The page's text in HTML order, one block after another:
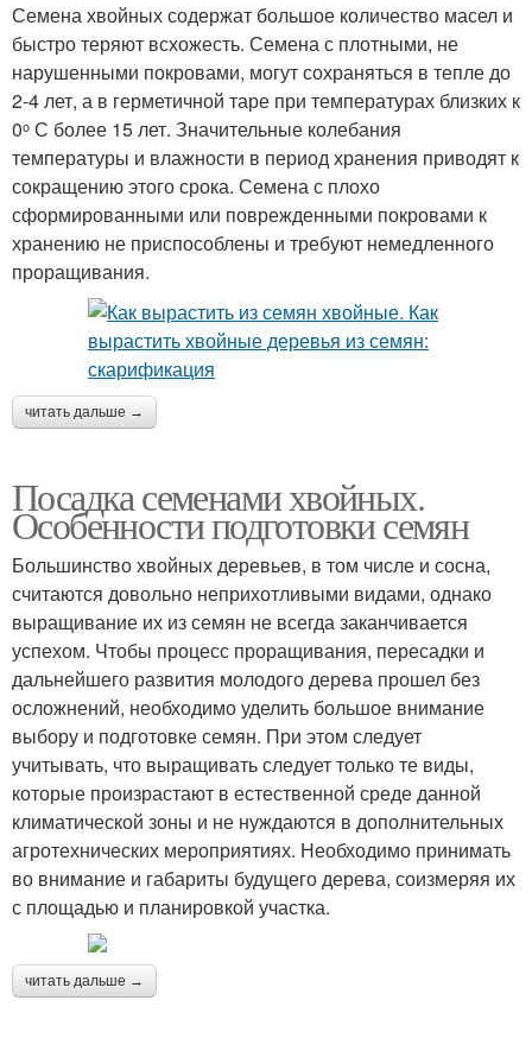
Семена хвойных содержат большое количество масел и
быстро теряют всхожесть. Семена с плотными, не
нарушенными покровами, могут сохраняться в тепле до
2-4 лет, а в герметичной таре при температурах близких к
0ᵒ С более 15 лет. Значительные колебания
температуры и влажности в период хранения приводят к
сокращению этого срока. Семена с плохо
сформированными или поврежденными покровами к
хранению не приспособлены и требуют немедленного
проращивания.
читать дальше →
Посадка семенами хвойных.
Особенности подготовки семян
Большинство хвойных деревьев, в том числе и сосна,
считаются довольно неприхотливыми видами, однако
выращивание их из семян не всегда заканчивается
успехом. Чтобы процесс проращивания, пересадки и
дальнейшего развития молодого дерева прошел без
осложнений, необходимо уделить большое внимание
выбору и подготовке семян. При этом следует
учитывать, что выращивать следует только те виды,
которые произрастают в естественной среде данной
климатической зоны и не нуждаются в дополнительных
агротехнических мероприятиях. Необходимо принимать
во внимание и габариты будущего дерева, соизмеряя их
с площадью и планировкой участка.
читать дальше →